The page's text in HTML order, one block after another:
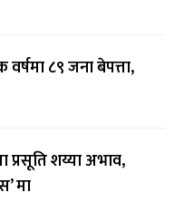
८९ जना बेपत्ता,
शय्या अभाव,
मा